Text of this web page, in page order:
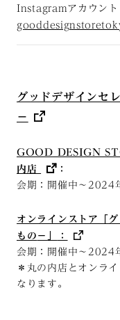
Instagramアカウント
グッドデザインセ
－
GOOD DESIGN
内店
：
会期：開催中～2024
オンラインストア「
もの －
：
会期：開催中～2024
＊丸の内店とオンラ
なります。